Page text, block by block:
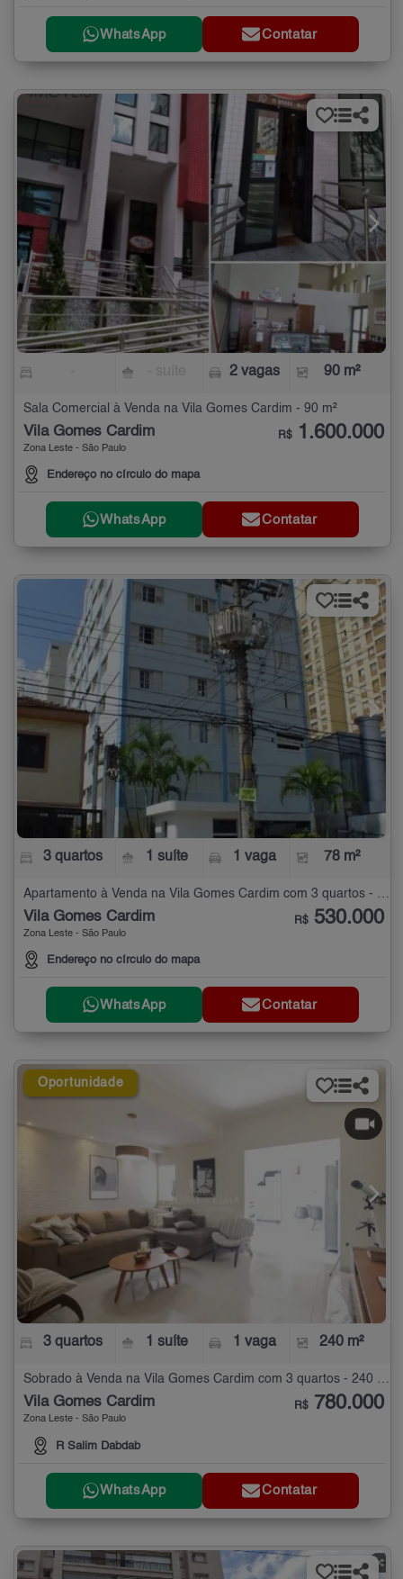
WhatsApp Contatar
2 vagas 90 m²
Sala Comercial à Venda na Vila Gomes Cardim - 90 m²
Vila Gomes Cardim
Zona Leste - São Paulo
Endereço no círculo do mapa
R$ 1.600.000
WhatsApp Contatar
3 quartos 1 suíte 1 vaga 78 m²
Apartamento à Venda na Vila Gomes Cardim com 3 quartos - 78 m²
Vila Gomes Cardim
Zona Leste - São Paulo
Endereço no círculo do mapa
R$ 530.000
WhatsApp Contatar
Oportunidade
3 quartos 1 suíte 1 vaga 240 m²
Sobrado à Venda na Vila Gomes Cardim com 3 quartos - 240 m²
Vila Gomes Cardim
Zona Leste - São Paulo
R Salim Dabdab
R$ 780.000
WhatsApp Contatar